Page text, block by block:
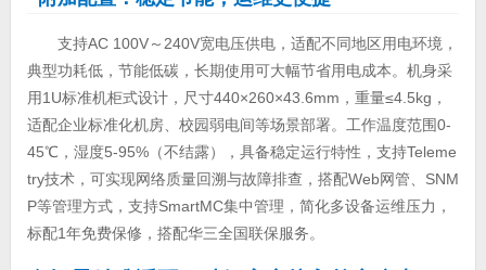
支持AC 100V～240V宽电压供电，适配不同地区用电环境，
典型功耗低，节能低碳，长期使用可大幅节省用电成本。机身采
用1U标准机柜式设计，尺寸440×260×43.6mm，重量≤4.5kg，
适配企业标准化机房、校园弱电间等场景部署。工作温度范围0-
45℃，湿度5-95%（不结露），具备稳定运行特性，支持Teleme
try技术，可实现网络质量回溯与故障排查，搭配Web网管、SNM
P等管理方式，支持SmartMC集中管理，简化多设备运维压力，
标配1年免费保修，搭配华三全国联保服务。